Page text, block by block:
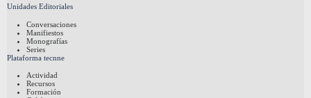
Unidades Editoriales
Conversaciones
Manifiestos
Monografías
Series
Plataforma tecnne
Actividad
Recursos
Formación